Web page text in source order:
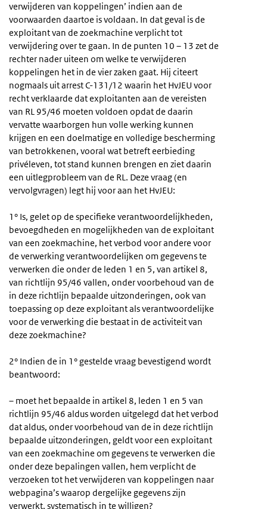
verwijderen van koppelingen’ indien aan de
voorwaarden daartoe is voldaan. In dat geval is de
exploitant van de zoekmachine verplicht tot
verwijdering over te gaan. In de punten 10 – 13 zet de
rechter nader uiteen om welke te verwijderen
koppelingen het in de vier zaken gaat. Hij citeert
nogmaals uit arrest C-131/12 waarin het HvJEU voor
recht verklaarde dat exploitanten aan de vereisten
van RL 95/46 moeten voldoen opdat de daarin
vervatte waarborgen hun volle werking kunnen
krijgen en een doelmatige en volledige bescherming
van betrokkenen, vooral wat betreft eerbieding
privéleven, tot stand kunnen brengen en ziet daarin
een uitlegprobleem van de RL. Deze vraag (en
vervolgvragen) legt hij voor aan het HvJEU:
1° Is, gelet op de specifieke verantwoordelijkheden,
bevoegdheden en mogelijkheden van de exploitant
van een zoekmachine, het verbod voor andere voor
de verwerking verantwoordelijken om gegevens te
verwerken die onder de leden 1 en 5, van artikel 8,
van richtlijn 95/46 vallen, onder voorbehoud van de
in deze richtlijn bepaalde uitzonderingen, ook van
toepassing op deze exploitant als verantwoordelijke
voor de verwerking die bestaat in de activiteit van
deze zoekmachine?
2° Indien de in 1° gestelde vraag bevestigend wordt
beantwoord:
– moet het bepaalde in artikel 8, leden 1 en 5 van
richtlijn 95/46 aldus worden uitgelegd dat het verbod
dat aldus, onder voorbehoud van de in deze richtlijn
bepaalde uitzonderingen, geldt voor een exploitant
van een zoekmachine om gegevens te verwerken die
onder deze bepalingen vallen, hem verplicht de
verzoeken tot het verwijderen van koppelingen naar
webpagina’s waarop dergelijke gegevens zijn
verwerkt, systematisch in te willigen?